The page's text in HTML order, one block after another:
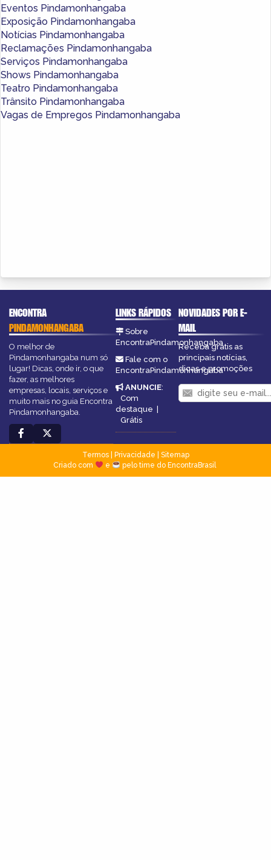
Eventos Pindamonhangaba
Exposição Pindamonhangaba
Notícias Pindamonhangaba
Reclamações Pindamonhangaba
Serviços Pindamonhangaba
Shows Pindamonhangaba
Teatro Pindamonhangaba
Trânsito Pindamonhangaba
Vagas de Empregos Pindamonhangaba
ENCONTRA
PINDAMONHANGABA
O melhor de
Pindamonhangaba num só
lugar! Dicas, onde ir, o que
fazer, as melhores
empresas, locais, serviços e
muito mais no guia Encontra
Pindamonhangaba.
LINKS RÁPIDOS
Sobre
EncontraPindamonhangaba
Fale com o
EncontraPindamonhangaba
ANUNCIE:
Com
destaque |
Grátis
NOVIDADES POR E-
MAIL
Receba grátis as
principais notícias,
dicas e promoções
Termos| Privacidade
Sitemap
Criado com
e pelo time do EncontraBrasil